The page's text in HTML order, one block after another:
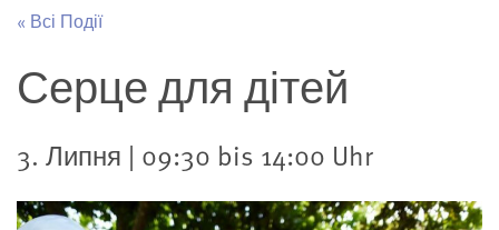
Villa Bosch
« Всі Події
Серце для дітей
3. Липня | 09:30 bis 14:00 Uhr